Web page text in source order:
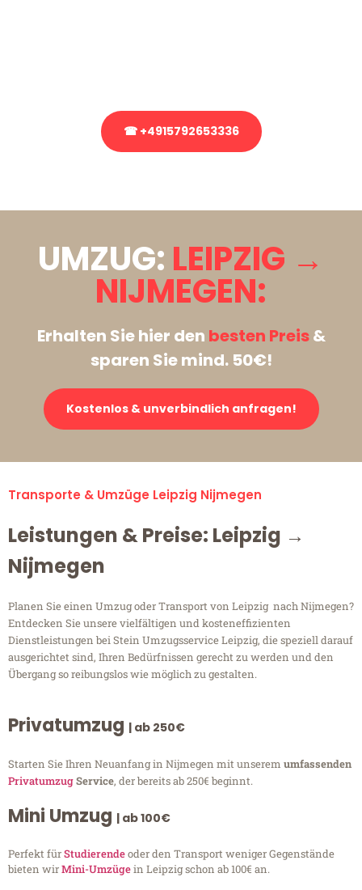
☎ +4915792653336
UMZUG: LEIPZIG →
NIJMEGEN:
Erhalten Sie hier den besten Preis&
sparen Sie mind. 50€!
Kostenlos & unverbindlich anfragen!
Transporte & Umzüge Leipzig Nijmegen
Leistungen & Preise: Leipzig →
Nijmegen
Planen Sie einen Umzug oder Transport von Leipzig nach Nijmegen?
Entdecken Sie unsere vielfältigen und kosteneffizienten
Dienstleistungen bei Stein Umzugsservice Leipzig, die speziell darauf
ausgerichtet sind, Ihren Bedürfnissen gerecht zu werden und den
Übergang so reibungslos wie möglich zu gestalten.
Privatumzug | ab 250€
Starten Sie Ihren Neuanfang in Nijmegen mit unserem umfassenden
PrivatumzugService, der bereits ab 250€ beginnt.
Mini Umzug | ab 100€
Perfekt fürStudierendeoder den Transport weniger Gegenstände
bieten wirMini-Umzügein Leipzig schon ab 100€ an.